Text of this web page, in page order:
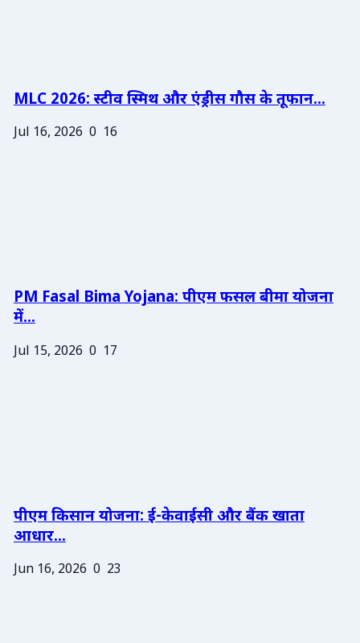
MLC 2026: स्टीव स्मिथ और एंड्रीस गौस के तूफान...
Jul 16, 2026 0 16
PM Fasal Bima Yojana: पीएम फसल बीमा योजना
में...
Jul 15, 2026 0 17
पीएम किसान योजना: ई-केवाईसी और बैंक खाता
आधार...
Jun 16, 2026 0 23